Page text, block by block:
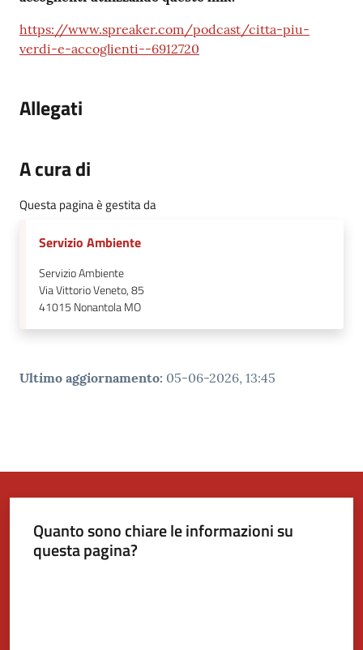
https://www.spreaker.com/podcast/citta-piu-
verdi-e-accoglienti--6912720
Allegati
A cura di
Questa pagina è gestita da
Servizio Ambiente
Servizio Ambiente
Via Vittorio Veneto, 85
41015 Nonantola MO
Ultimo aggiornamento: 05-06-2026, 13:45
Quanto sono chiare le informazioni su
questa pagina?